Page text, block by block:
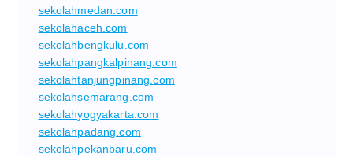
sekolahmedan.com
sekolahaceh.com
sekolahbengkulu.com
sekolahpangkalpinang.com
sekolahtanjungpinang.com
sekolahsemarang.com
sekolahyogyakarta.com
sekolahpadang.com
sekolahpekanbaru.com